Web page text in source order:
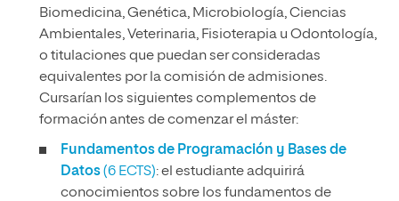
Biomedicina, Genética, Microbiología, Ciencias
Ambientales, Veterinaria, Fisioterapia u Odontología,
o titulaciones que puedan ser consideradas
equivalentes por la comisión de admisiones.
Cursarían los siguientes complementos de
formación antes de comenzar el máster:
Fundamentos de Programación y Bases de
Datos(6 ECTS): el estudiante adquirirá
conocimientos sobre los fundamentos de